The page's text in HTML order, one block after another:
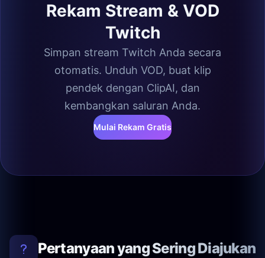
Rekam Stream & VOD
Twitch
Simpan stream Twitch Anda secara
otomatis. Unduh VOD, buat klip
pendek dengan ClipAI, dan
kembangkan saluran Anda.
Mulai Rekam Gratis
Pertanyaan yang Sering Diajukan